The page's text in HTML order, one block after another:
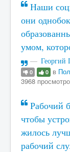
Наши
они
умом,
Георгий
0 0 в
3968
Рабочий
чтобы
жилось
рабочий